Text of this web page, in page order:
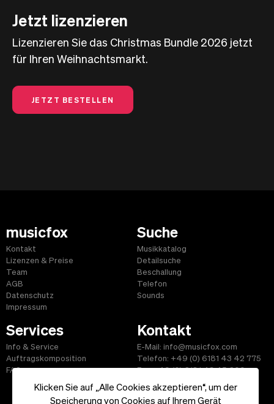
Klicken Sie auf „Alle Cookies akzeptieren“, um der
Speicherung von Cookies auf Ihrem Gerät
Jetzt lizenzieren
Lizenzieren Sie das Christmas Bundle 2026 jetzt
für Ihren Weihnachtsmarkt.
JETZT BESTELLEN
musicfox
Kontakt
Lizenzen & Preise
Team
AGB
Datenschutz
Impressum
Suche
Musikkatalog
Detailsuche
Beschallung
Telefon
Sounds
Services
Info & Service
Auftragskomposition
FAQ
Kontakt
E-Mail: info@musicfox.com
Telefon: +49 (0) 6181 43 42 775
Fax: +49 (0) 6181 43 45 609